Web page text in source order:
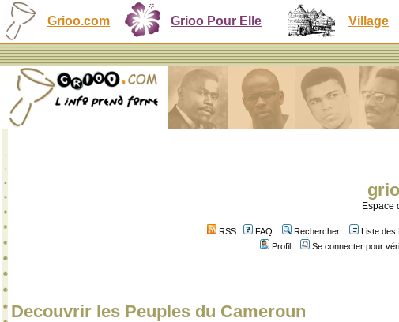
Grioo.com Grioo Pour Elle Village
Espace
RSS FAQ Rechercher Liste des
Profil
Se connecter pour
Decouvrir les Peuples du Cameroun